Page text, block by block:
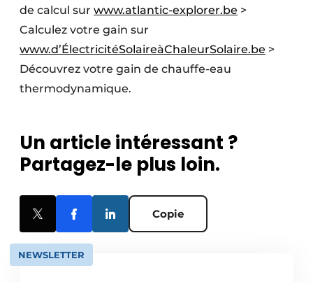
de calcul sur www.atlantic-explorer.be >
Calculez votre gain sur
www.d’ÉlectricitéSolaireàChaleurSolaire.be >
Découvrez votre gain de chauffe-eau
thermodynamique.
Un article intéressant ?
Partagez-le plus loin.
Copie
NEWSLETTER